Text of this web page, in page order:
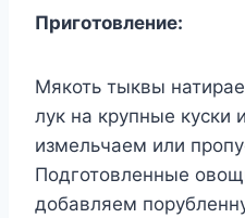
Приготовление:
Мякоть тыквы
лук на крупные куски
измельчаем или
Подготовленные
добавляем